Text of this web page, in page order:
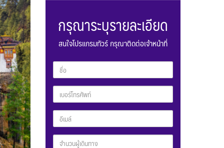
กรุณาระบุรายละเอียด
สนใจโปรแกรมทัวร์ กรุณาติดต่อเจ้าหน้าที่